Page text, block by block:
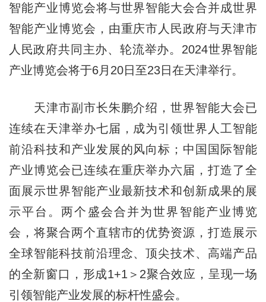
智能产业博览会将与世界智能大会合并成世界
智能产业博览会，由重庆市人民政府与天津市
人民政府共同主办、轮流举办。2024世界智能
产业博览会将于6月20日至23日在天津举行。
天津市副市长朱鹏介绍，世界智能大会已
连续在天津举办七届，成为引领世界人工智能
前沿科技和产业发展的风向标；中国国际智能
产业博览会已连续在重庆举办六届，打造了全
面展示世界智能产业最新技术和创新成果的展
示平台。两个盛会合并为世界智能产业博览
会，将聚合两个直辖市的优势资源，打造展示
全球智能科技前沿理念、顶尖技术、高端产品
的全新窗口，形成1+1＞2聚合效应，呈现一场
引领智能产业发展的标杆性盛会。